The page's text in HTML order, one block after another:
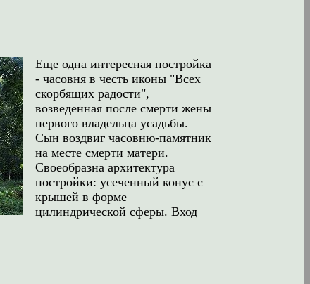
Еще одна интересная постройка
- часовня в честь иконы "Всех
скорбящих радости",
возведенная после смерти жены
первого владельца усадьбы.
Сын воздвиг часовню-памятник
на месте смерти матери.
Своеобразна архитектура
постройки: усеченный конус с
крышей в форме
цилиндрической сферы. Вход